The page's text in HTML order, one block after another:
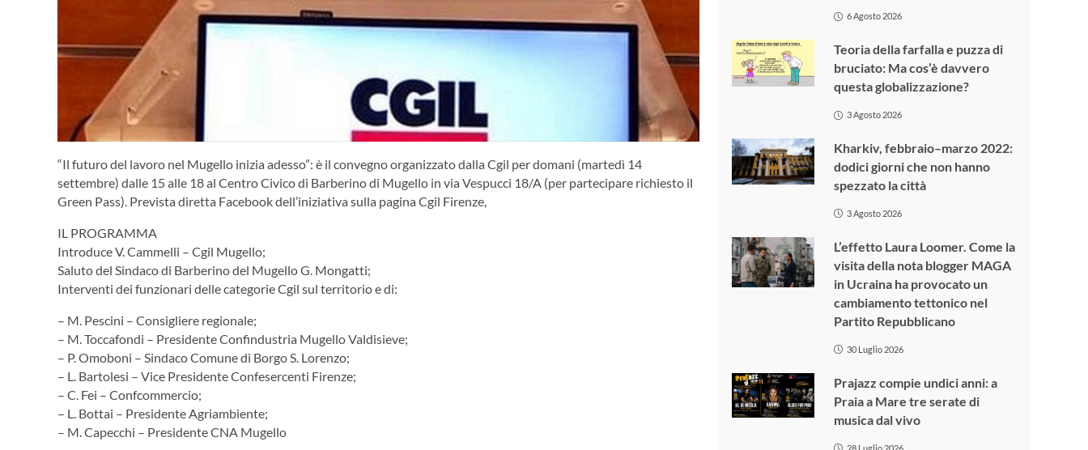
“Il futuro del lavoro nel Mugello inizia adesso”: è il convegno organizzato dalla Cgil per domani (martedì 14
settembre) dalle 15 alle 18 al Centro Civico di Barberino di Mugello in via Vespucci 18/A (per partecipare richiesto il
Green Pass). Prevista diretta Facebook dell’iniziativa sulla pagina Cgil Firenze,
IL PROGRAMMA
Introduce V. Cammelli – Cgil Mugello;
Saluto del Sindaco di Barberino del Mugello G. Mongatti;
Interventi dei funzionari delle categorie Cgil sul territorio e di:
– M. Pescini – Consigliere regionale;
– M. Toccafondi – Presidente Confindustria Mugello Valdisieve;
– P. Omoboni – Sindaco Comune di Borgo S. Lorenzo;
– L. Bartolesi – Vice Presidente Confesercenti Firenze;
– C. Fei – Confcommercio;
– L. Bottai – Presidente Agriambiente;
– M. Capecchi – Presidente CNA Mugello
6 Agosto 2026
Teoria della farfalla e puzza di
bruciato: Ma cos’è davvero
questa globalizzazione?
3 Agosto 2026
Kharkiv, febbraio–marzo 2022:
dodici giorni che non hanno
spezzato la città
3 Agosto 2026
L’effetto Laura Loomer. Come la
visita della nota blogger MAGA
in Ucraina ha provocato un
cambiamento tettonico nel
Partito Repubblicano
30 Luglio 2026
Prajazz compie undici anni: a
Praia a Mare tre serate di
musica dal vivo
28 Luglio 2026